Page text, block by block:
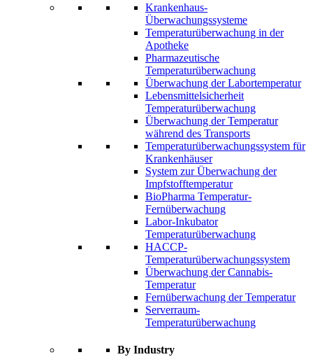
Krankenhaus-
Überwachungssysteme
Temperaturüberwachung in der
Apotheke
Pharmazeutische
Temperaturüberwachung
Überwachung der Labortemperatur
Lebensmittelsicherheit
Temperaturüberwachung
Überwachung der Temperatur
während des Transports
Temperaturüberwachungssystem für
Krankenhäuser
System zur Überwachung der
Impfstofftemperatur
BioPharma Temperatur-
Fernüberwachung
Labor-Inkubator
Temperaturüberwachung
HACCP-
Temperaturüberwachungssystem
Überwachung der Cannabis-
Temperatur
Fernüberwachung der Temperatur
Serverraum-
Temperaturüberwachung
By Industry